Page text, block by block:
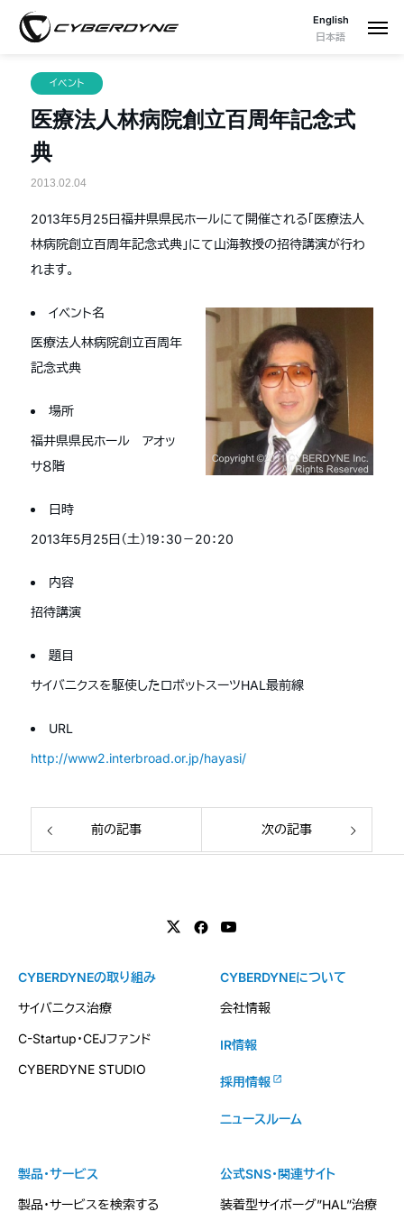
English
日本語
イベント
医療法人林病院創立百周年記念式
典
2013.02.04
2013年5月25日福井県県民ホールにて開催される「医療法人
林病院創立百周年記念式典」にて山海教授の招待講演が行わ
れます。
イベント名
医療法人林病院創立百周年
記念式典
場所
福井県県民ホール アオッ
サ８階
日時
2013年5月25日（土）19：30－20：20
内容
招待講演
題目
サイバニクスを駆使したロボットスーツHAL最前線
URL
http://www2.interbroad.or.jp/hayasi/
前の記事 次の記事
製品・サービス
製品・サービスを検索する
CYBERDYNEの取り組み
サイバニクス治療
C-Startup・CEJファンド
CYBERDYNE STUDIO
CYBERDYNEについて
会社情報
IR情報
採用情報
ニュースルーム
公式SNS・関連サイト
装着型サイボーグ”HAL”治療